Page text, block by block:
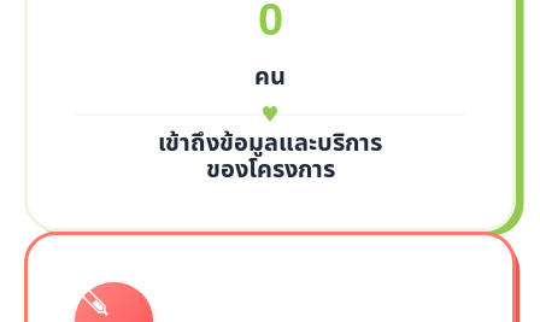
0
คน
เข้าถึงข้อมูลและบริการ
ของโครงการ